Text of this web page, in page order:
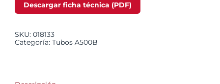
Descargar ficha técnica (PDF)
SKU: 018133
Categoría: Tubos A500B